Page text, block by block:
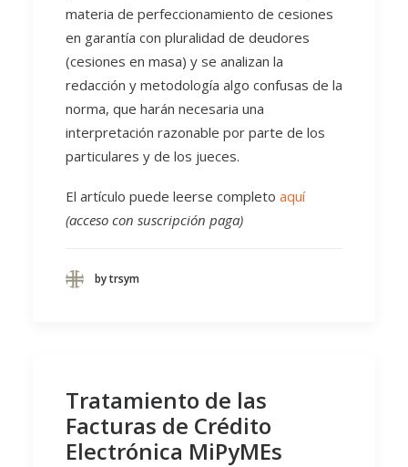
materia de perfeccionamiento de cesiones
en garantía con pluralidad de deudores
(cesiones en masa) y se analizan la
redacción y metodología algo confusas de la
norma, que harán necesaria una
interpretación razonable por parte de los
particulares y de los jueces.
El artículo puede leerse completo aquí
(acceso con suscripción paga)
by trsym
Tratamiento de las
Facturas de Crédito
Electrónica MiPyMEs